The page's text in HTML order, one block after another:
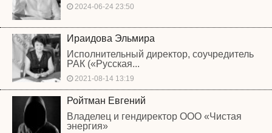
2024-06-24 23:50
Ираидова Эльмира
Исполнительный директор, соучредитель
РАК («Русская...
2021-08-14 13:19
Ройтман Евгений
Владелец и гендиректор ООО «Чистая
энергия»